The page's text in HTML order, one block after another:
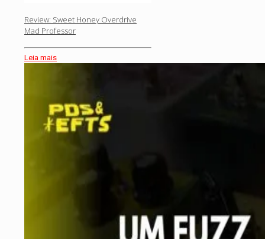
Review: Sweet Honey Overdrive
Mad Professor
Leia mais